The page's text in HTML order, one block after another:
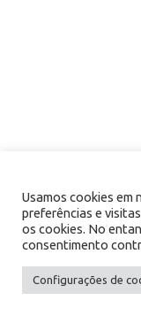
Usamos cookies em
preferências e
os cookies. No
consentimento
Configurações de